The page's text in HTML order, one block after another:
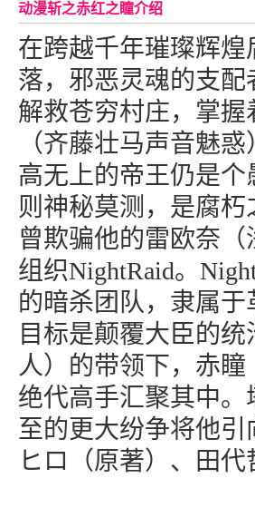
动漫斩之赤红之瞳介绍
在跨越千年璀璨辉
落，邪恶灵魂的支
解救苍穷村庄，掌
（齐藤壮马声音魅
高无上的帝王仍是
则神秘莫测，是腐
曾欺骗他的雷欧奈
组织NightRaid。
的暗杀团队，隶属
目标是颠覆大臣的
人）的带领下，赤
绝代高手汇聚其中
至的更大纷争将他
ヒロ（原著）、田